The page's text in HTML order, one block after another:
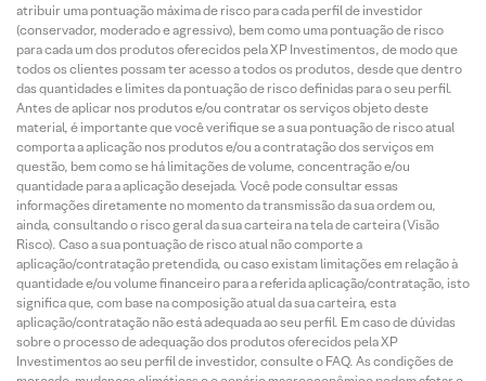
atribuir uma pontuação máxima de risco para cada perfil de investidor
(conservador, moderado e agressivo), bem como uma pontuação de risco
para cada um dos produtos oferecidos pela XP Investimentos, de modo que
todos os clientes possam ter acesso a todos os produtos, desde que dentro
das quantidades e limites da pontuação de risco definidas para o seu perfil.
Antes de aplicar nos produtos e/ou contratar os serviços objeto deste
material, é importante que você verifique se a sua pontuação de risco atual
comporta a aplicação nos produtos e/ou a contratação dos serviços em
questão, bem como se há limitações de volume, concentração e/ou
quantidade para a aplicação desejada. Você pode consultar essas
informações diretamente no momento da transmissão da sua ordem ou,
ainda, consultando o risco geral da sua carteira na tela de carteira (Visão
Risco). Caso a sua pontuação de risco atual não comporte a
aplicação/contratação pretendida, ou caso existam limitações em relação à
quantidade e/ou volume financeiro para a referida aplicação/contratação, isto
significa que, com base na composição atual da sua carteira, esta
aplicação/contratação não está adequada ao seu perfil. Em caso de dúvidas
sobre o processo de adequação dos produtos oferecidos pela XP
Investimentos ao seu perfil de investidor, consulte o FAQ. As condições de